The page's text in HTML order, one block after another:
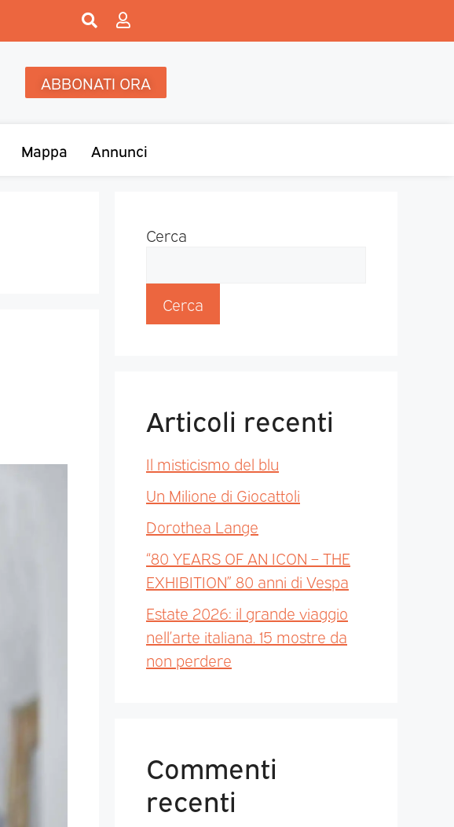
ABBONATI ORA
Mappa Annunci
Cerca
Cerca
Articoli recenti
Il misticismo del blu
Un Milione di Giocattoli
Dorothea Lange
“80 YEARS OF AN ICON – THE
EXHIBITION” 80 anni di Vespa
Estate 2026: il grande viaggio
nell’arte italiana. 15 mostre da
non perdere
Commenti
recenti